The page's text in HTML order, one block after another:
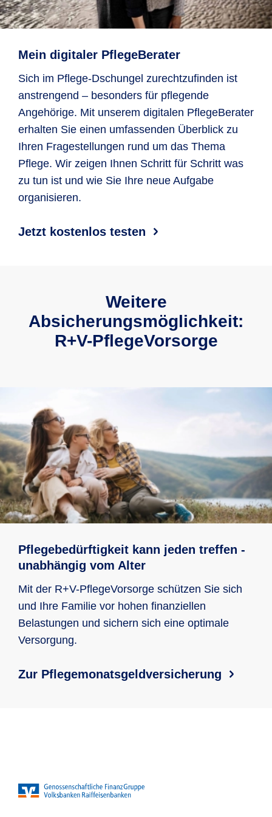
Mein digitaler PflegeBerater
Sich im Pflege-Dschungel zurechtzufinden ist
anstrengend – besonders für pflegende
Angehörige. Mit unserem digitalen PflegeBerater
erhalten Sie einen umfassenden Überblick zu
Ihren Fragestellungen rund um das Thema
Pflege. Wir zeigen Ihnen Schritt für Schritt was
zu tun ist und wie Sie Ihre neue Aufgabe
organisieren.
Jetzt kostenlos testen
Weitere
Absicherungsmöglichkeit:
R+V-PflegeVorsorge
Pflegebedürftigkeit kann jeden treffen -
unabhängig vom Alter
Mit der R+V-PflegeVorsorge schützen Sie sich
und Ihre Familie vor hohen finanziellen
Belastungen und sichern sich eine optimale
Versorgung.
Zur Pflegemonatsgeldversicherung